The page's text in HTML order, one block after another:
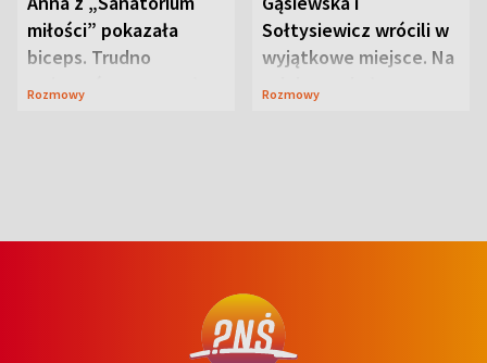
miłości” pokazała
biceps. Trudno
uwierzyć, co przeszła
Rozmowy
Sołtysiewicz wrócili w
wyjątkowe miejsce. Na
szlaku czekał
Rozmowy